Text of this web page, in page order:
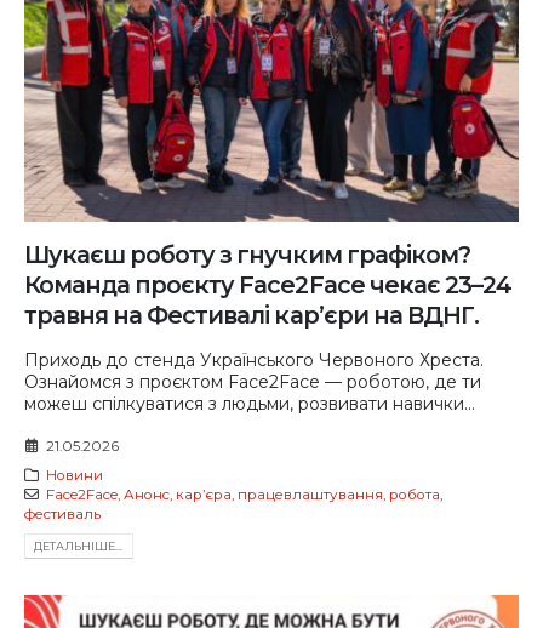
Шукаєш роботу з гнучким графіком?
Команда проєкту Face2Face чекає 23–24
травня на Фестивалі кар’єри на ВДНГ.
Приходь до стенда Українського Червоного Хреста.
Ознайомся з проєктом Face2Face — роботою, де ти
можеш спілкуватися з людьми, розвивати навички...
21.05.2026
Новини
Face2Face, Анонс, карʼєра, працевлаштування, робота,
фестиваль
ДЕТАЛЬНIШЕ...